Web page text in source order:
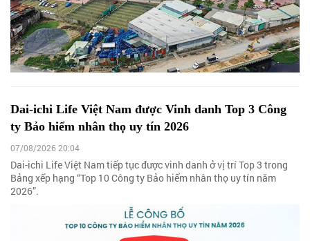
Dai-ichi Life Việt Nam được Vinh danh Top 3 Công
ty Bảo hiểm nhân thọ uy tín 2026
07/08/2026 20:04
Dai-ichi Life Việt Nam tiếp tục được vinh danh ở vị trí Top 3 trong
Bảng xếp hạng “Top 10 Công ty Bảo hiểm nhân thọ uy tín năm
2026”.